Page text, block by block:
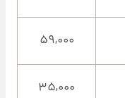
۵۹,۰۰۰
۳۵,۰۰۰